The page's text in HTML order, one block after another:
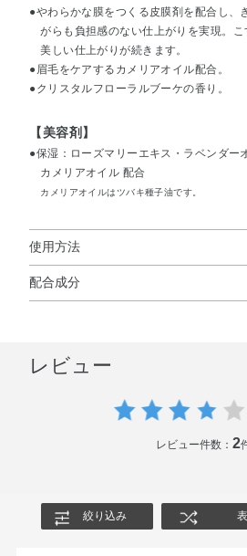
●やわらかな膜をつくる皮膜剤を配合し、
がらも負担感のない仕上がりを実現。
美しい仕上がりが続きます。
●眉毛をケアするカメリアオイル配合。
●クリスタルフローラルブーケの香り。
【美容剤】
●保湿：ローズマリーエキス・ラベンダー
カメリアオイル 配合
カメリアオイルはツバキ種子油です。
使用方法
使用方法
配合成分
フェロール・ラベンダー油・ローズ
（C10－30））クロスポリマー・オ
ルボマー・シリカ・ジメチコン・ハ
キシエタノール・メチルパラベン・
タン
レビュー
レビュー件数：2
絞り込み